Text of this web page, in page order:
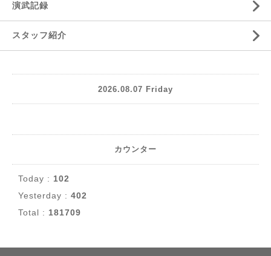
演武記録
スタッフ紹介
2026.08.07 Friday
カウンター
Today : 102
Yesterday : 402
Total : 181709